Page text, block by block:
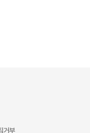
거부